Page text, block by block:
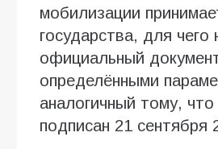
мобилизации
государства, для чего
официальный
определёнными
аналогичный тому,
подписан 21 сентября